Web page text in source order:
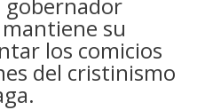
su
los comicios
del cristinismo